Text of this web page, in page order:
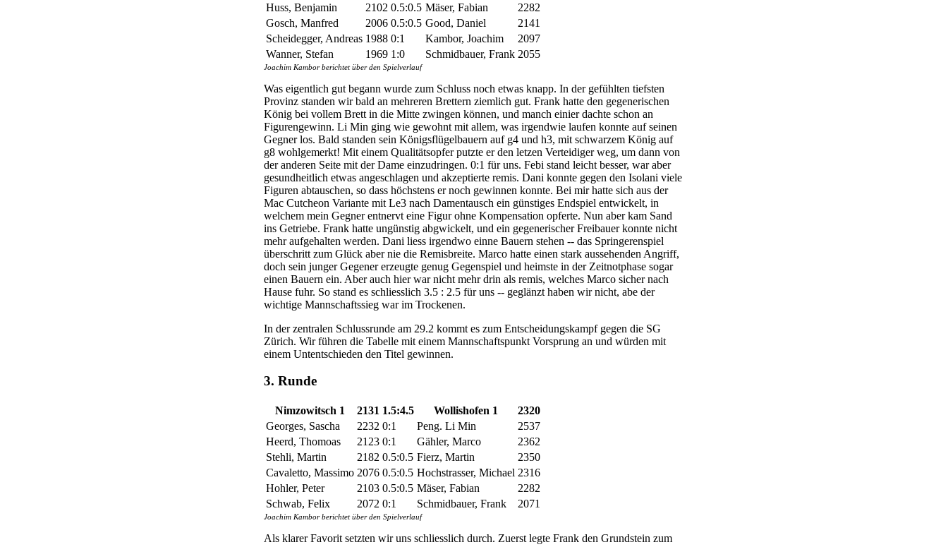
Huss, Benjamin
2102 0.5:0.5 Mäser, Fabian
2282
Gosch, Manfred
2006 0.5:0.5 Good, Daniel
2141
Scheidegger, Andreas 1988 0:1 Kambor, Joachim
2097
Wanner, Stefan
1969 1:0 Schmidbauer, Frank 2055
Joachim Kambor berichtet über den Spielverlauf
Was eigentlich gut begann wurde zum Schluss noch etwas knapp. In der gefühlten tiefsten
Provinz standen wir bald an mehreren Brettern ziemlich gut. Frank hatte den gegenerischen
König bei vollem Brett in die Mitte zwingen können, und manch einier dachte schon an
Figurengewinn. Li Min ging wie gewohnt mit allem, was irgendwie laufen konnte auf seinen
Gegner los. Bald standen sein Königsflügelbauern auf g4 und h3, mit schwarzem König auf
g8 wohlgemerkt! Mit einem Qualitätsopfer putzte er den letzen Verteidiger weg, um dann von
der anderen Seite mit der Dame einzudringen. 0:1 für uns. Febi stand leicht besser, war aber
gesundheitlich etwas angeschlagen und akzeptierte remis. Dani konnte gegen den Isolani viele
Figuren abtauschen, so dass höchstens er noch gewinnen konnte. Bei mir hatte sich aus der
Mac Cutcheon Variante mit Le3 nach Damentausch ein günstiges Endspiel entwickelt, in
welchem mein Gegner entnervt eine Figur ohne Kompensation opferte. Nun aber kam Sand
ins Getriebe. Frank hatte ungünstig abgwickelt, und ein gegenerischer Freibauer konnte nicht
mehr aufgehalten werden. Dani liess irgendwo einne Bauern stehen -- das Springerenspiel
überschritt zum Glück aber nie die Remisbreite. Marco hatte einen stark aussehenden Angriff,
doch sein junger Gegener erzeugte genug Gegenspiel und heimste in der Zeitnotphase sogar
einen Bauern ein. Aber auch hier war nicht mehr drin als remis, welches Marco sicher nach
Hause fuhr. So stand es schliesslich 3.5 : 2.5 für uns -- geglänzt haben wir nicht, abe der
wichtige Mannschaftssieg war im Trockenen.
In der zentralen Schlussrunde am 29.2 kommt es zum Entscheidungskampf gegen die SG
Zürich. Wir führen die Tabelle mit einem Mannschaftspunkt Vorsprung an und würden mit
einem Untentschieden den Titel gewinnen.
3. Runde
Nimzowitsch 1 2131 1.5:4.5 Wollishofen 1
2320
Georges, Sascha
2232 0:1 Peng. Li Min
2537
Heerd, Thomoas
2123 0:1 Gähler, Marco
2362
Stehli, Martin
2182 0.5:0.5 Fierz, Martin
2350
Cavaletto, Massimo 2076 0.5:0.5 Hochstrasser, Michael 2316
Hohler, Peter
2103 0.5:0.5 Mäser, Fabian
2282
Schwab, Felix
2072 0:1 Schmidbauer, Frank 2071
Joachim Kambor berichtet über den Spielverlauf
Als klarer Favorit setzten wir uns schliesslich durch. Zuerst legte Frank den Grundstein zum